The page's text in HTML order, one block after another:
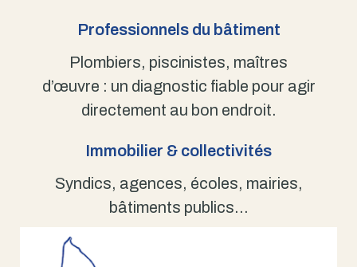
Professionnels du bâtiment
Plombiers, piscinistes, maîtres
d’œuvre : un diagnostic fiable pour agir
directement au bon endroit.
Immobilier & collectivités
Syndics, agences, écoles, mairies,
bâtiments publics…